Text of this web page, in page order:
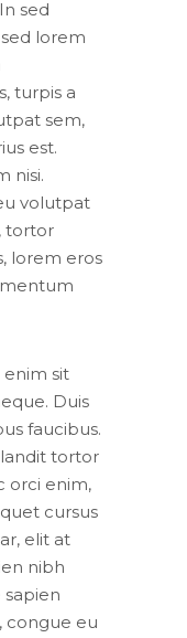
sed
lorem
turpis a
sem,
est.
nisi.
volutpat
tortor
lorem eros
enim sit
Duis
faucibus.
tortor
orci enim,
cursus
elit at
nibh
congue eu